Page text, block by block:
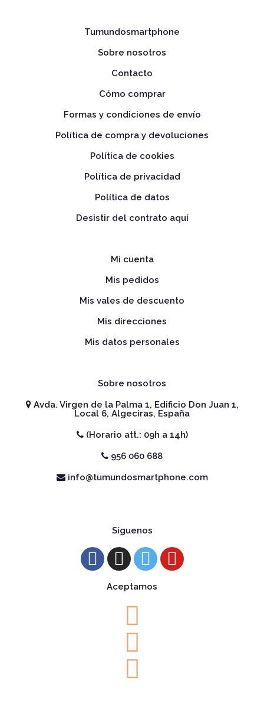
Tumundosmartphone
Sobre nosotros
Contacto
Cómo comprar
Formas y condiciones de envío
Política de compra y devoluciones
Política de cookies
Política de privacidad
Política de datos
Desistir del contrato aquí
Mi cuenta
Mis pedidos
Mis vales de descuento
Mis direcciones
Mis datos personales
Sobre nosotros
Avda. Virgen de la Palma 1, Edificio Don Juan 1,
Local 6, Algeciras, España
(Horario att.: 09h a 14h)
956 060 688
info@tumundosmartphone.com
Síguenos
Aceptamos